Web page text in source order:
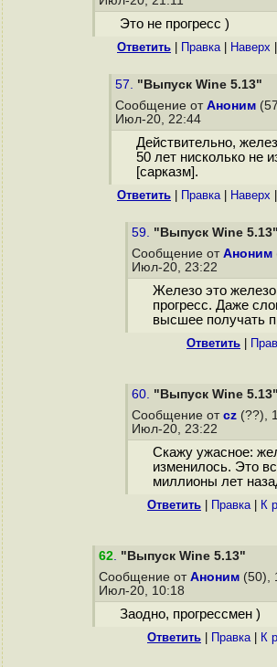
Это не прогресс )
Ответить Правка| Наверх
57. "Выпуск Wine 5.13"
Сообщение от Аноним
Июл-20, 22:44
Действительно,
50 лет нисколько не
[сарказм].
Ответить Правка| Наверх
59. "Выпуск Wine 5.13"
Сообщение от Аноним
Июл-20, 23:22
Железо это
прогресс. Даже
высшее получать
Ответить
60. "Выпуск Wine 5.13"
Сообщение от cz (??),
Июл-20, 23:22
Скажу ужасное:
изменилось. Это
миллионы лет
Ответить Правка| К
62. "Выпуск Wine 5.13"
Сообщение от Аноним (50),
Июл-20, 10:18
Заодно, прогрессмен )
Ответить Правка| К